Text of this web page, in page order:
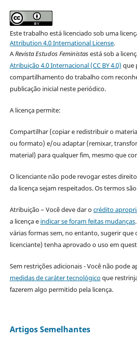
Este trabalho está licenciado sob uma
Attribution 4.0 International License.
ARevista Estudos Feministasestá sob a
Atribuição 4.0 Internacional (CC BY 4.0) que
compartilhamento do trabalho com
publicação inicial neste periódico.
A licença permite:
Compartilhar (copiar e redistribuir o
ou formato) e/ou adaptar (remixar,
material) para qualquer fim, mesmo que
O licenciante não pode revogar estes
da licença sejam respeitados. Os termos
Atribuição – Você deve dar ocrédito
a licença e indicar se foram feitas mudanças
várias formas sem, no entanto, sugerir que
licenciante) tenha aprovado o uso em
Sem restrições adicionais - Você não pode
medidas de caráter tecnológicoque
fazerem algo permitido pela licença.
Artigos Semelhantes